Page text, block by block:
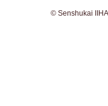
© Senshukai